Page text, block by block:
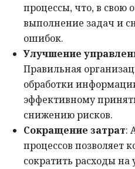
процессы, что, в свою
выполнение задач и
ошибок.
Улучшение
Правильная
обработки
эффективному
снижению рисков.
Сокращение затрат:
процессов позволяет
сократить расходы на